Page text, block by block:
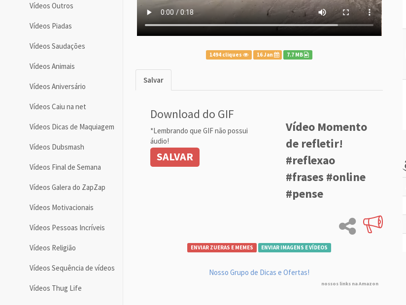
Vídeos Outros
Vídeos Piadas
Vídeos Saudações
Vídeos Animais
Vídeos Aniversário
Vídeos Caiu na net
Vídeos Dicas de Maquiagem
Vídeos Dubsmash
Vídeos Final de Semana
Vídeos Galera do ZapZap
Vídeos Motivacionais
Vídeos Pessoas Incríveis
Vídeos Religião
Vídeos Sequência de vídeos
Vídeos Thug Life
1494 cliques 16 Jan 7.7 MB
Salvar
Download do GIF
*Lembrando que GIF não possui
áudio!
SALVAR
Vídeo Momento
de refletir!
#reflexao
#frases #online
#pense
ENVIAR ZUERAS E MEMES ENVIAR IMAGENS E VÍDEOS
Nosso Grupo de Dicas e Ofertas!
nossos links na Amazon